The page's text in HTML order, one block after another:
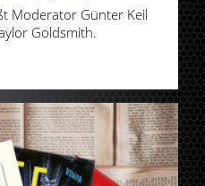
Moderator Günter Keil
Goldsmith.